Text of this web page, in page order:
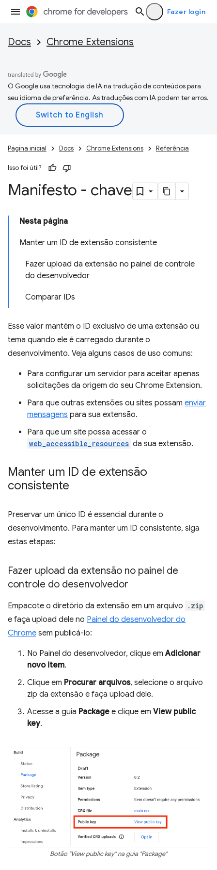
Fazer login
Docs Chrome Extensions
O Google usa tecnologia de IA na tradução de conteúdos para
seu idioma de preferência. As traduções com IA podem ter erros.
Página inicial Docs Chrome Extensions Referência
Isso foi útil?
Manifesto - chave
Nesta página
Manter um ID de extensão consistente
Fazer upload da extensão no painel de controle
do desenvolvedor
Comparar IDs
Esse valor mantém o ID exclusivo de uma extensão ou
tema quando ele é carregado durante o
desenvolvimento. Veja alguns casos de uso comuns:
Para configurar um servidor para aceitar apenas
solicitações da origem do seu Chrome Extension.
Para que outras extensões ou sites possam enviar
mensagens para sua extensão.
Para que um site possa acessar o
web_accessible_resources da sua extensão.
Manter um ID de extensão
consistente
Preservar um único ID é essencial durante o
desenvolvimento. Para manter um ID consistente, siga
estas etapas:
Fazer upload da extensão no painel de
controle do desenvolvedor
Empacote o diretório da extensão em um arquivo .zip
e faça upload dele no Painel do desenvolvedor do
Chrome sem publicá-lo:
No Painel do desenvolvedor, clique emAdicionar
novo item.
Clique em Procurar arquivos, selecione o arquivo
zip da extensão e faça upload dele.
Acesse a guia Package e clique em View public
key.
Botão "View public key" na guia "Package"